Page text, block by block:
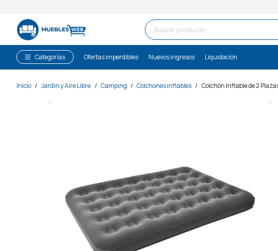
Búsqueda
de
productos
Categorías Ofertas imperdibles Nuevos ingresos Liquidación
Inicio / Jardín y Aire Libre / Camping / Colchones inflables / Colchón Inflable de 2